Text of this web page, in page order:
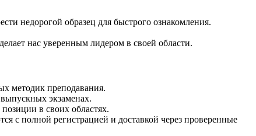
недорогой образец для быстрого ознакомления.
нас уверенным лидером в своей области.
методик преподавания.
экзаменах.
в своих областях.
с полной регистрацией и доставкой через проверенные